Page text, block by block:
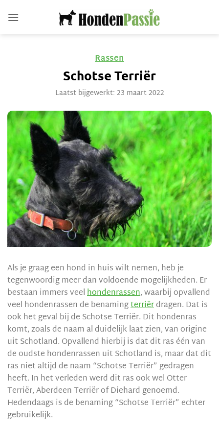
naar
Rassen
Schotse Terriër
Laatst bijgewerkt: 23 maart 2022
Als je graag een hond in huis wilt nemen, heb je
tegenwoordig meer dan voldoende mogelijkheden. Er
bestaan immers veelhondenrassen, waarbij opvallend
veel hondenrassen de benamingterriërdragen. Dat is
ook het geval bij de Schotse Terriër. Dit hondenras
komt, zoals de naam al duidelijk laat zien, van origine
uit Schotland. Opvallend hierbij is dat dit ras één van
de oudste hondenrassen uit Schotland is, maar dat dit
ras niet altijd de naam “Schotse Terriër” gedragen
heeft. In het verleden werd dit ras ook wel Otter
Terriër, Aberdeen Terriër of Diehard genoemd.
Hedendaags is de benaming “Schotse Terriër” echter
gebruikelijk.